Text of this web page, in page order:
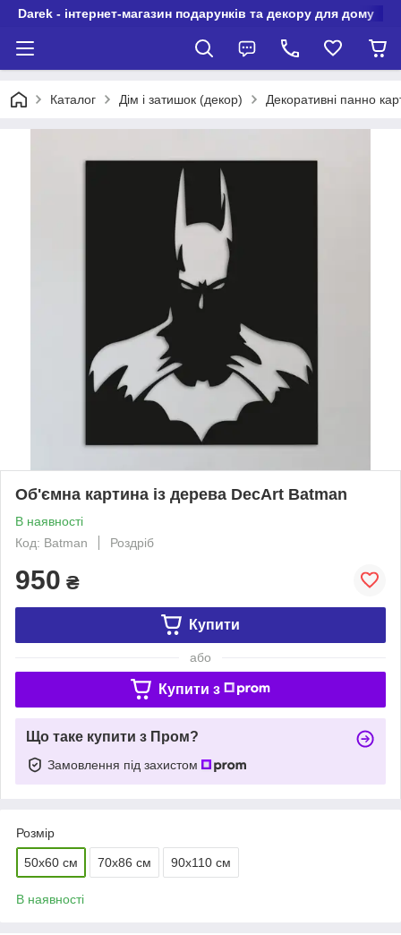
Darek - інтернет-магазин подарунків та декору для дому
Каталог Дім і затишок (декор) Декоративні панно
Об'ємна картина із дерева DecArt Batman
В наявності
Код: Batman
Роздріб
950 ₴
Купити
або
Купити з
Що таке купити з Пром?
Замовлення під захистом
Розмір
50х60 см 70х86 см 90х110 см
В наявності